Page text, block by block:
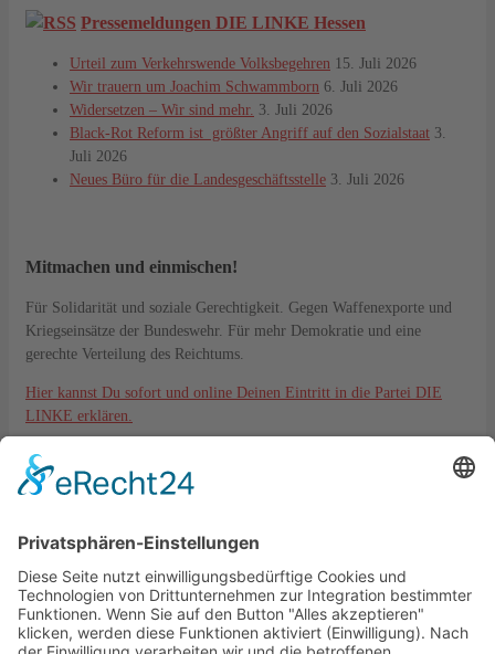
Pressemeldungen DIE LINKE Hessen
Urteil zum Verkehrswende Volksbegehren 15. Juli 2026
Wir trauern um Joachim Schwammborn 6. Juli 2026
Widersetzen – Wir sind mehr. 3. Juli 2026
Black-Rot Reform ist größter Angriff auf den Sozialstaat 3.
Juli 2026
Neues Büro für die Landesgeschäftsstelle 3. Juli 2026
Mitmachen und einmischen!
Für Solidarität und soziale Gerechtigkeit. Gegen Waffenexporte und
Kriegseinsätze der Bundeswehr. Für mehr Demokratie und eine
gerechte Verteilung des Reichtums.
Hier kannst Du sofort und online Deinen Eintritt in die Partei DIE
LINKE erklären.
Kontakt
Langgasse 6
35576 Wetzlar
kreisverband@die-linke-ldk.de
Gesetzliches